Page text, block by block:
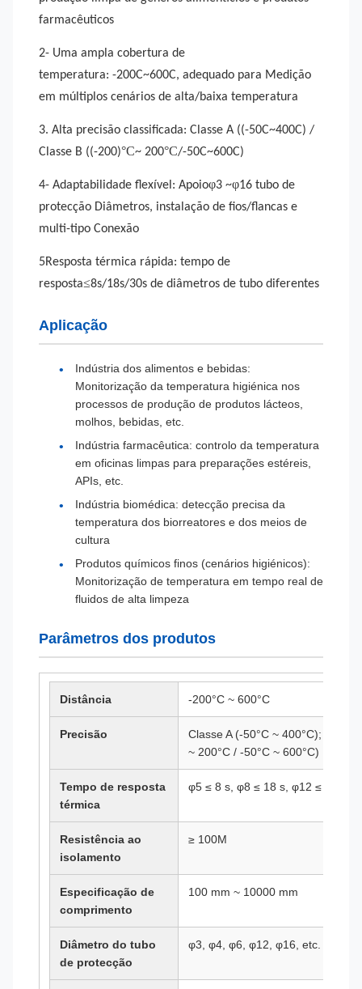
farmacêuticos
2- Uma ampla cobertura de
temperatura: -200C~600C, adequado para Medição
em múltiplos cenários de alta/baixa temperatura
3. Alta precisão classificada: Classe A ((-50C~400C) /
Classe B ((-200)°C~ 200°C/-50C~600C)
4- Adaptabilidade flexível: Apoioφ3 ~φ16 tubo de
protecção Diâmetros, instalação de fios/flancas e
multi-tipo Conexão
5Resposta térmica rápida: tempo de
resposta≤8s/18s/30s de diâmetros de tubo diferentes
Aplicação
Indústria dos alimentos e bebidas:
Monitorização da temperatura higiénica nos
processos de produção de produtos lácteos,
molhos, bebidas, etc.
Indústria farmacêutica: controlo da temperatura
em oficinas limpas para preparações estéreis,
APIs, etc.
Indústria biomédica: detecção precisa da
temperatura dos biorreatores e dos meios de
cultura
Produtos químicos finos (cenários higiénicos):
Monitorização de temperatura em tempo real de
fluidos de alta limpeza
Parâmetros dos produtos
Distância -200°C ~ 600°C
Precisão
Classe A (-50°C ~ 400°C);
~ 200°C / -50°C ~ 600°C)
Tempo de resposta
térmica
φ5 ≤ 8 s, φ8 ≤ 18 s, φ12 ≤ 30 s
Resistência ao
isolamento
≥ 100M
Especificação de
comprimento
100 mm ~ 10000 mm
Diâmetro do tubo
de protecção
φ3, φ4, φ6, φ12, φ16, etc.